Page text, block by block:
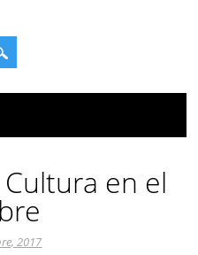
en el
2017